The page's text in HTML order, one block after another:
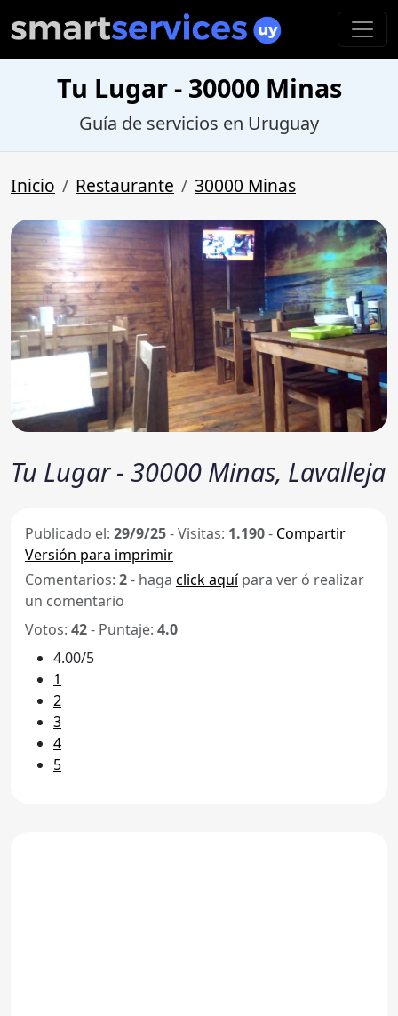
Tu Lugar - 30000 Minas
Guía de servicios en Uruguay
Inicio Restaurante 30000 Minas
Tu Lugar - 30000 Minas, Lavalleja
Publicado el: 29/9/25-Visitas: 1.190- Compartir
Versión para imprimir
Comentarios: 2- haga click aquípara ver ó realizar
un comentario
Votos: 42- Puntaje: 4.0
4.00/5
1
2
3
4
5